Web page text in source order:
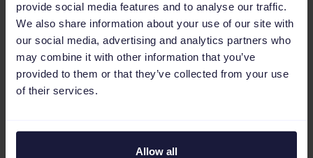
provide social media features and to analyse our traffic.
We also share information about your use of our site with
our social media, advertising and analytics partners who
may combine it with other information that you’ve
provided to them or that they’ve collected from your use
of their services.
Allow all
l’utilisation de Channable. Cela fait
d’ailleurs partie de notre roadmap à long
terme, mais nous avons déjà commencé
avec la partie SEA comme base de départ,
et maintenant, nous avançons sur d’autres
DV360”. Avec plus de2 500 plateformessur
lesquelles diffuser ses produits, Channable